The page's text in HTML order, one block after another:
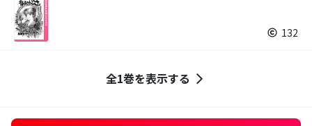
132
全1巻を表示する